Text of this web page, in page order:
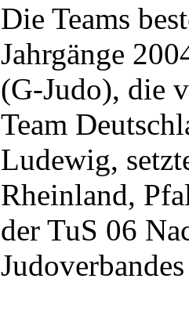
Die Teams
Jahrgänge
(G-Judo), die
Team
Ludewig,
Rheinland,
der TuS 06